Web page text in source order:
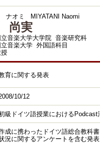
ナオミ MIYATANI Naomi
尚実
立音楽大学大学院 音楽研究科
立音楽大学 外国語科目
育に関する発表
10/12
級ドイツ語授業におけるPodcast
成に携わったドイツ語総合教科
況に関するアンケートを含む発表